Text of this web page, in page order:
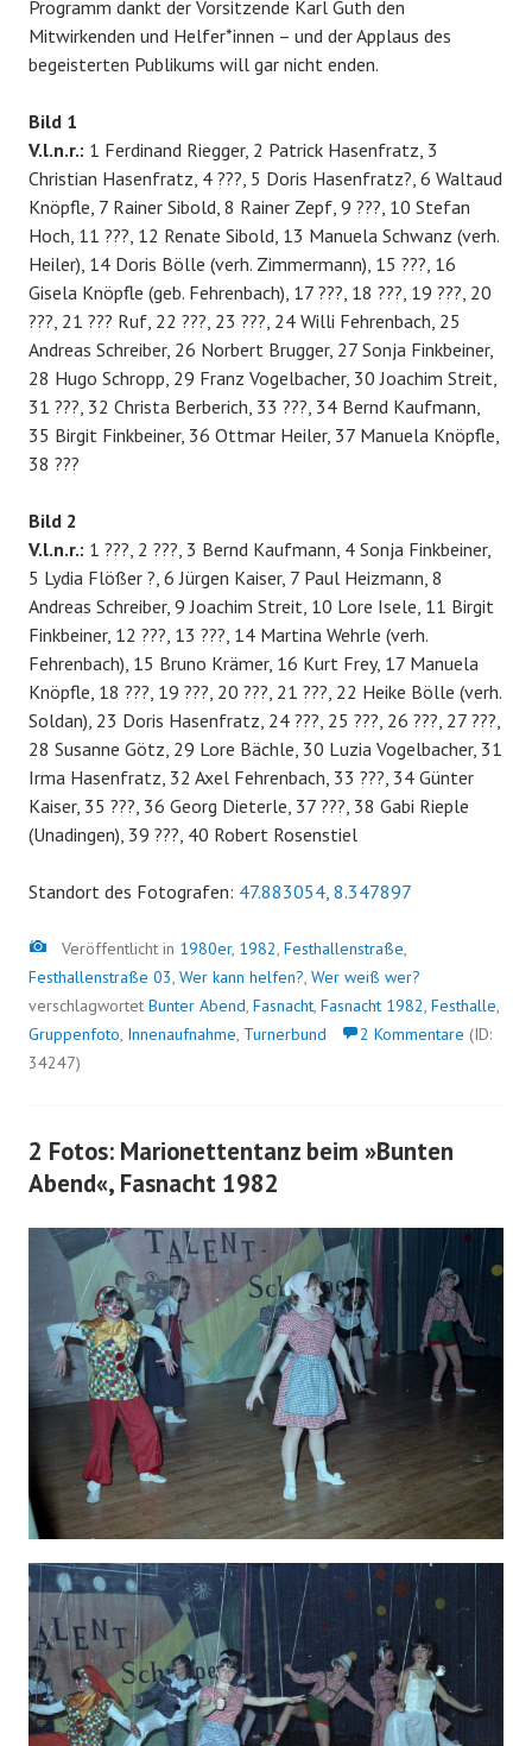
Programm dankt der Vorsitzende Karl Guth den
Mitwirkenden und Helfer*innen – und der Applaus des
begeisterten Publikums will gar nicht enden.
Bild 1
V.l.n.r.: 1 Ferdinand Riegger, 2 Patrick Hasenfratz, 3
Christian Hasenfratz, 4 ???, 5 Doris Hasenfratz?, 6 Waltaud
Knöpfle, 7 Rainer Sibold, 8 Rainer Zepf, 9 ???, 10 Stefan
Hoch, 11 ???, 12 Renate Sibold, 13 Manuela Schwanz (verh.
Heiler), 14 Doris Bölle (verh. Zimmermann), 15 ???, 16
Gisela Knöpfle (geb. Fehrenbach), 17 ???, 18 ???, 19 ???, 20
???, 21 ??? Ruf, 22 ???, 23 ???, 24 Willi Fehrenbach, 25
Andreas Schreiber, 26 Norbert Brugger, 27 Sonja Finkbeiner,
28 Hugo Schropp, 29 Franz Vogelbacher, 30 Joachim Streit,
31 ???, 32 Christa Berberich, 33 ???, 34 Bernd Kaufmann,
35 Birgit Finkbeiner, 36 Ottmar Heiler, 37 Manuela Knöpfle,
38 ???
Bild 2
V.l.n.r.: 1 ???, 2 ???, 3 Bernd Kaufmann, 4 Sonja Finkbeiner,
5 Lydia Flößer ?, 6 Jürgen Kaiser, 7 Paul Heizmann, 8
Andreas Schreiber, 9 Joachim Streit, 10 Lore Isele, 11 Birgit
Finkbeiner, 12 ???, 13 ???, 14 Martina Wehrle (verh.
Fehrenbach), 15 Bruno Krämer, 16 Kurt Frey, 17 Manuela
Knöpfle, 18 ???, 19 ???, 20 ???, 21 ???, 22 Heike Bölle (verh.
Soldan), 23 Doris Hasenfratz, 24 ???, 25 ???, 26 ???, 27 ???,
28 Susanne Götz, 29 Lore Bächle, 30 Luzia Vogelbacher, 31
Irma Hasenfratz, 32 Axel Fehrenbach, 33 ???, 34 Günter
Kaiser, 35 ???, 36 Georg Dieterle, 37 ???, 38 Gabi Rieple
(Unadingen), 39 ???, 40 Robert Rosenstiel
Standort des Fotografen: 47.883054, 8.347897
Bild
Veröffentlicht in 1980er, 1982, Festhallenstraße,
Festhallenstraße 03, Wer kann helfen?, Wer weiß wer?
verschlagwortet Bunter Abend, Fasnacht, Fasnacht 1982, Festhalle,
Gruppenfoto, Innenaufnahme, Turnerbund 2 Kommentare (ID:
34247)
2 Fotos: Marionettentanz beim »Bunten
Abend«, Fasnacht 1982